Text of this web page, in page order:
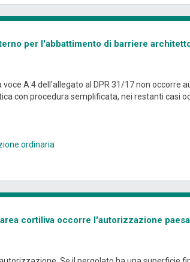
per l'abbattimento di barriere
voce A.4 dell'allegato al DPR 31/17 non
con procedura semplificata, nei restanti casi
ordinaria
cortiliva occorre l'autorizzazione